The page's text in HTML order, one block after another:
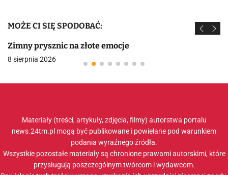
MOŻE CI SIĘ SPODOBAĆ:
Zimny prysznic na złote emocje
8 sierpnia 2026
Materiały (treści, artykuły, zdjęcia, filmy) autorstwa portalu
news.24tm.pl mogą być publikowane i powielane pod warunkiem
podania wyraźnego źródła.
Wszystkie pozostałe materiały są chronione prawami autorskimi, które
przysługują poszczególnym twórcom i wydawcom.